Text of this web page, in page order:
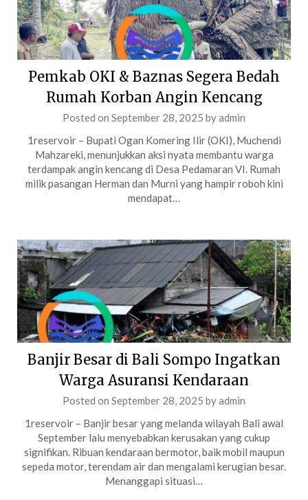
Pemkab OKI & Baznas Segera Bedah
Rumah Korban Angin Kencang
Posted on September 28, 2025 byadmin
1reservoir – Bupati Ogan Komering Ilir (OKI), Muchendi
Mahzareki, menunjukkan aksi nyata membantu warga
terdampak angin kencang di Desa Pedamaran VI. Rumah
milik pasangan Herman dan Murni yang hampir roboh kini
mendapat…
Banjir Besar di Bali Sompo Ingatkan
Warga Asuransi Kendaraan
Posted on September 28, 2025 byadmin
1reservoir – Banjir besar yang melanda wilayah Bali awal
September lalu menyebabkan kerusakan yang cukup
signifikan. Ribuan kendaraan bermotor, baik mobil maupun
sepeda motor, terendam air dan mengalami kerugian besar.
Menanggapi situasi…